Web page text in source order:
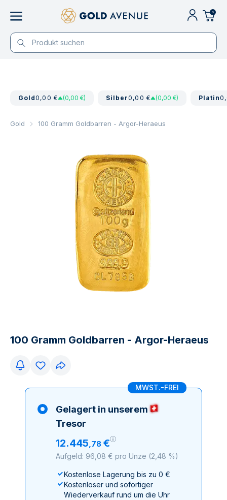
0
Gold0,00 € (0,00 €) Silber0,00 € (0,00 €) Platin
Gold 100 Gramm Goldbarren - Argor-Heraeus
100 Gramm Goldbarren - Argor-Heraeus
MWST.-FREI
Gelagert in unserem
Tresor
12.445,78 €
Aufgeld: 96,08 € pro Unze (2,48 %)
Kostenlose Lagerung bis zu 0 €
Kostenloser und sofortiger
Wiederverkauf rund um die Uhr